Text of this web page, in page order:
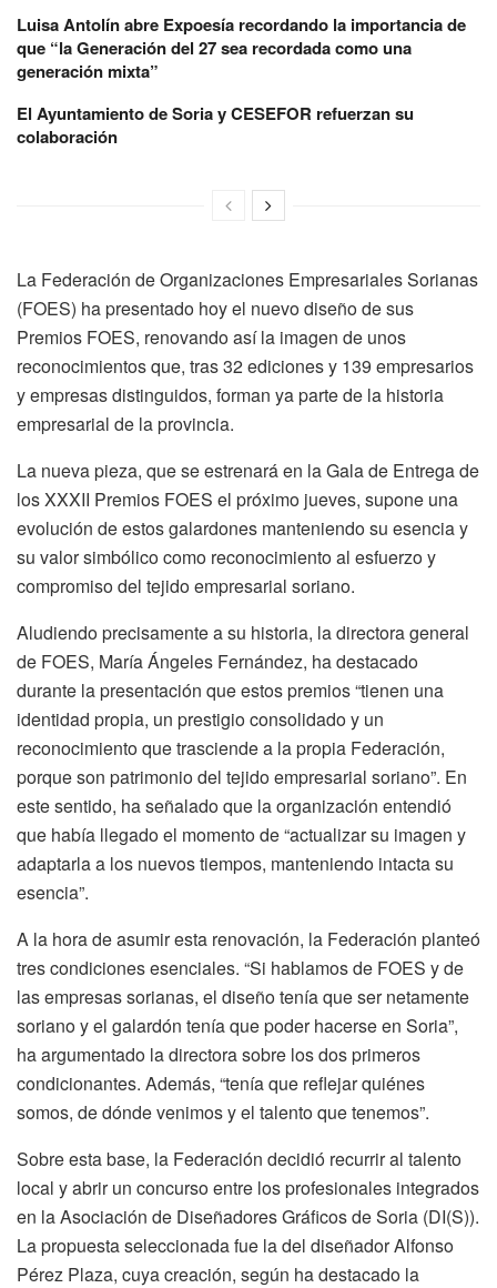
Luisa Antolín abre Expoesía recordando la importancia de
que “la Generación del 27 sea recordada como una
generación mixta”
El Ayuntamiento de Soria y CESEFOR refuerzan su
colaboración
La Federación de Organizaciones Empresariales Sorianas
(FOES) ha presentado hoy el nuevo diseño de sus
Premios FOES, renovando así la imagen de unos
reconocimientos que, tras 32 ediciones y 139 empresarios
y empresas distinguidos, forman ya parte de la historia
empresarial de la provincia.
La nueva pieza, que se estrenará en la Gala de Entrega de
los XXXII Premios FOES el próximo jueves, supone una
evolución de estos galardones manteniendo su esencia y
su valor simbólico como reconocimiento al esfuerzo y
compromiso del tejido empresarial soriano.
Aludiendo precisamente a su historia, la directora general
de FOES, María Ángeles Fernández, ha destacado
durante la presentación que estos premios “tienen una
identidad propia, un prestigio consolidado y un
reconocimiento que trasciende a la propia Federación,
porque son patrimonio del tejido empresarial soriano”. En
este sentido, ha señalado que la organización entendió
que había llegado el momento de “actualizar su imagen y
adaptarla a los nuevos tiempos, manteniendo intacta su
esencia”.
A la hora de asumir esta renovación, la Federación planteó
tres condiciones esenciales. “Si hablamos de FOES y de
las empresas sorianas, el diseño tenía que ser netamente
soriano y el galardón tenía que poder hacerse en Soria”,
ha argumentado la directora sobre los dos primeros
condicionantes. Además, “tenía que reflejar quiénes
somos, de dónde venimos y el talento que tenemos”.
Sobre esta base, la Federación decidió recurrir al talento
local y abrir un concurso entre los profesionales integrados
en la Asociación de Diseñadores Gráficos de Soria (DI(S)).
La propuesta seleccionada fue la del diseñador Alfonso
Pérez Plaza, cuya creación, según ha destacado la